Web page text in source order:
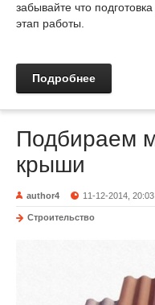
забывайте что
этап работы.
Подробнее
Подбираем
крыши
author4 11-12-2014, 20:03
Строительство